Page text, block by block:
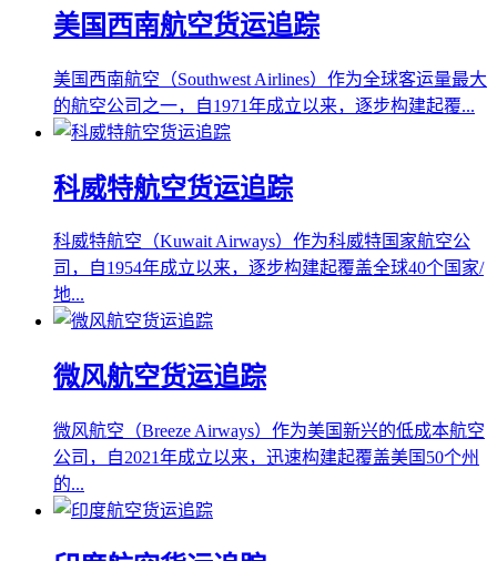
美国西南航空货运追踪
美国西南航空（Southwest Airlines）作为全球客运量最大
的航空公司之一，自1971年成立以来，逐步构建起覆...
科威特航空货运追踪
科威特航空（Kuwait Airways）作为科威特国家航空公
司，自1954年成立以来，逐步构建起覆盖全球40个国家/
地...
微风航空货运追踪
微风航空（Breeze Airways）作为美国新兴的低成本航空
公司，自2021年成立以来，迅速构建起覆盖美国50个州
的...